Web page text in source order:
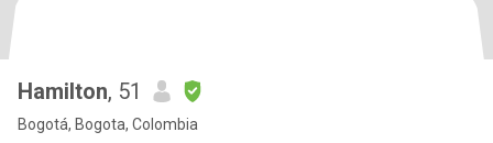
Hamilton, 51
Bogotá, Bogota, Colombia